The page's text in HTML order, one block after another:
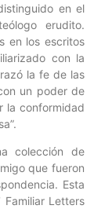
en el
erudito.
en los escritos
con la
la fe de las
un poder de
la conformidad
colección de
que fueron
Esta
Familiar Letters